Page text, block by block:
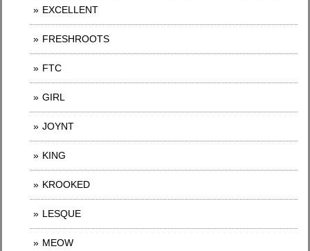
EXCELLENT
FRESHROOTS
FTC
GIRL
JOYNT
KING
KROOKED
LESQUE
MEOW